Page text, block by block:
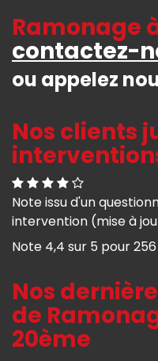
Ramonage
contactez-
ou appelez
Nos clients
Note issu d'un
intervention (mise à
Note 4,4 sur 5 pour256
Nos
de
20ème